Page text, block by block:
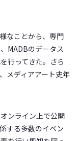
なことから、専門
MADBのデータス
行ってきた。さら
メディアアート史年
ンライン上で公開
する多数のイベン